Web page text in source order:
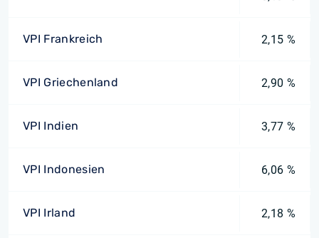
VPI Frankreich 2,15 %
VPI Griechenland 2,90 %
VPI Indien 3,77 %
VPI Indonesien 6,06 %
VPI Irland 2,18 %